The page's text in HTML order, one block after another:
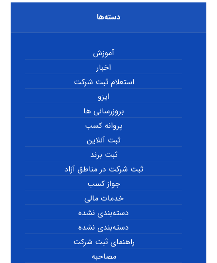
دسته‌ها
آموزش
اخبار
استعلام ثبت شرکت
ایزو
بروزرسانی ها
پروانه کسب
ثبت آنلاین
ثبت برند
ثبت شرکت در مناطق آزاد
جواز کسب
خدمات مالی
دسته‌بندی نشده
دسته‌بندی نشده
راهنمای ثبت شرکت
مصاحبه